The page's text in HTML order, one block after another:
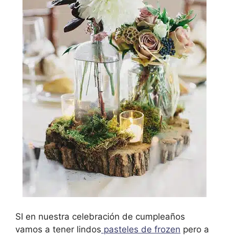
SI en nuestra celebración de cumpleaños
vamos a tener lindos pasteles de frozen pero a